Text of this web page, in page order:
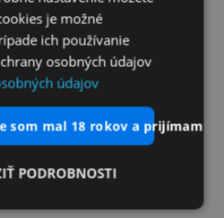
je možné
ich používanie
osobných údajov
údajov
som mal 18 rokov a prijímam
PODROBNOSTI